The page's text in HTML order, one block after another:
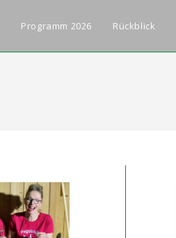
Programm 2026 Rückblick